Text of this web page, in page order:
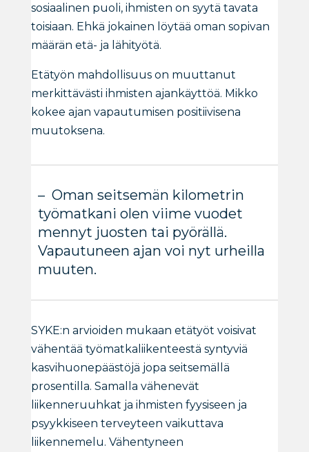
sosiaalinen puoli, ihmisten on syytä tavata
toisiaan. Ehkä jokainen löytää oman sopivan
määrän etä- ja lähityötä.
Etätyön mahdollisuus on muuttanut
merkittävästi ihmisten ajankäyttöä. Mikko
kokee ajan vapautumisen positiivisena
muutoksena.
– Oman seitsemän kilometrin
työmatkani olen viime vuodet
mennyt juosten tai pyörällä.
Vapautuneen ajan voi nyt urheilla
muuten.
SYKE:n arvioiden mukaan etätyöt voisivat
vähentää työmatkaliikenteestä syntyviä
kasvihuonepäästöjä jopa seitsemällä
prosentilla. Samalla vähenevät
liikenneruuhkat ja ihmisten fyysiseen ja
psyykkiseen terveyteen vaikuttava
liikennemelu. Vähentyneen